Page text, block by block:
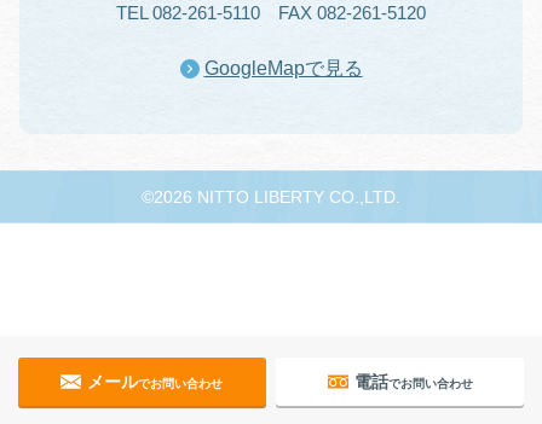
メールでお問い合わせ 電話でお問い合わせ
TEL 082-261-5110 FAX 082-261-5120
GoogleMapで見る
©2026 NITTO LIBERTY CO.,LTD.